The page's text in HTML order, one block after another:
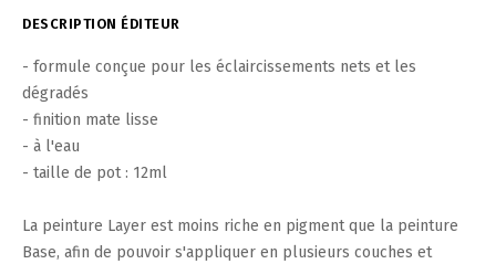
DESCRIPTION ÉDITEUR
- formule conçue pour les éclaircissements nets et les
dégradés
- finition mate lisse
- à l'eau
- taille de pot : 12ml
La peinture Layer est moins riche en pigment que la peinture
Base, afin de pouvoir s'appliquer en plusieurs couches et